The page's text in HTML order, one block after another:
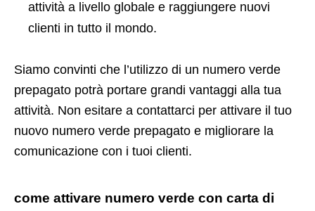
attività a livello globale e raggiungere nuovi
clienti in tutto il mondo.
Siamo convinti che l’utilizzo di un numero verde
prepagato potrà portare grandi vantaggi alla tua
attività. Non esitare a contattarci per attivare il tuo
nuovo numero verde prepagato e migliorare la
comunicazione con i tuoi clienti.
come attivare numero verde con carta di